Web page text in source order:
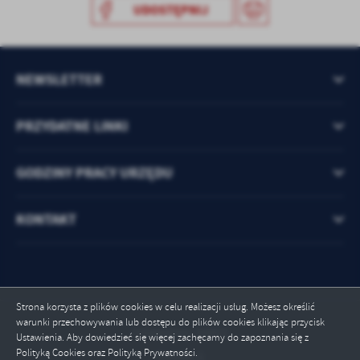
Strona korzysta z plików cookies w celu realizacji usług. Możesz określić
warunki przechowywania lub dostępu do plików cookies klikając przycisk
Ustawienia. Aby dowiedzieć się więcej zachęcamy do zapoznania się z
Polityką Cookies oraz Polityką Prywatności.
UDOSTĘPNIJ
PRZYDATNE LINKI
NEWSLETTER
GODZINY PRACY URZĘDU
KONTAKT
Odwiedzin: 54853
Online: 1